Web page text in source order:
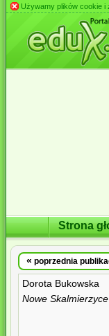
Używamy plików cookie
Strona
« poprzednia
Dorota Bukowska
Nowe Skalmierzyce